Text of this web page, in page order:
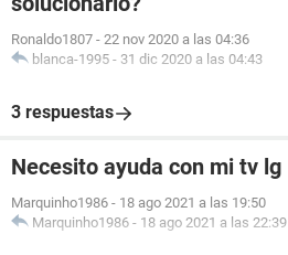
Ronaldo1807 - 22 nov 2020 a las 04:36
blanca-1995 - 31 dic 2020 a las 04:43
3 respuestas
Necesito ayuda con mi tv lg
Marquinho1986 - 18 ago 2021 a las 19:50
Marquinho1986 - 18 ago 2021 a las 22:39